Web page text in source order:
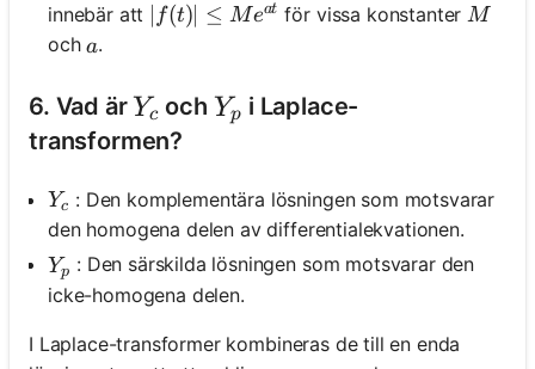
innebär att
|f(t)| \leq M e^{a t}
f(t) ≤ Meat för vissa konstanter M
M
ocha
a.
6. Vad ärY_c
Yc och Y_p
Yp i Laplace-
transformen?
Y_c
Yc : Den komplementära lösningen som motsvarar
den homogena delen av differentialekvationen.
Y_p
Yp : Den särskilda lösningen som motsvarar den
icke-homogena delen.
I Laplace-transformer kombineras de till en enda